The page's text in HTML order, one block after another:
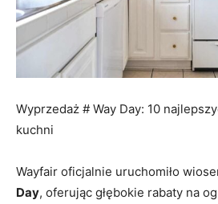
Wyprzedaż # Way Day: 10
kuchni
Wayfair oficjalnie uruchomiło
Day, oferując głębokie rabaty na